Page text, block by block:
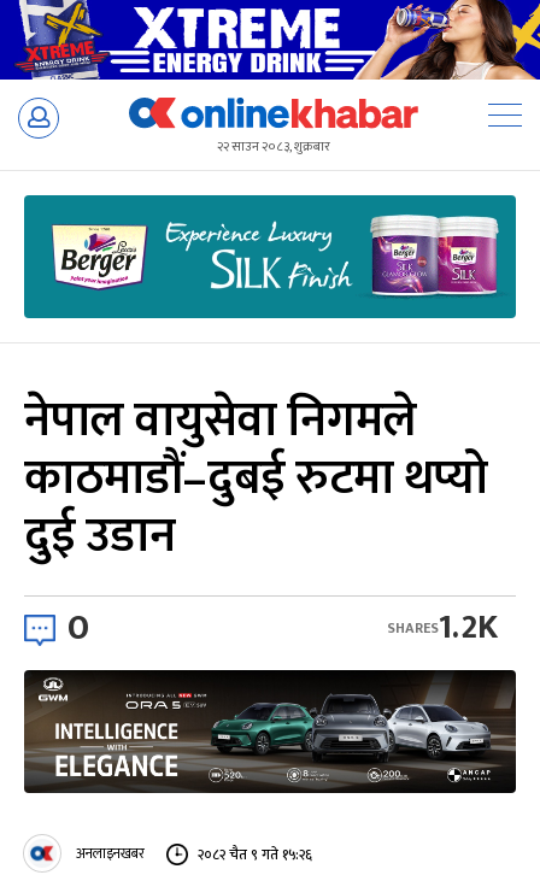
Skip
२२ साउन २०८३, शुक्रबार
नेपाल वायुसेवा निगमले
काठमाडौं–दुबई रुटमा थप्यो
दुई उडान
0 1.2K
SHARES
अनलाइनखबर २०८२ चैत ९ गते १५:२६